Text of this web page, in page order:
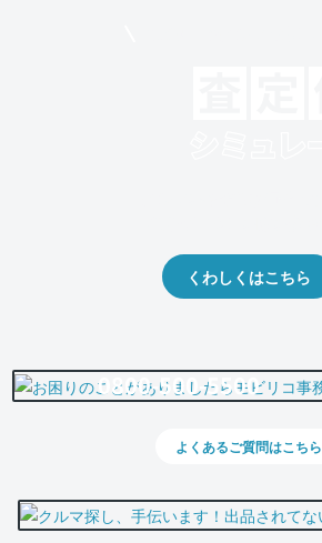
くわしくはこちら
0800-500-5500
よくあるご質問はこちら